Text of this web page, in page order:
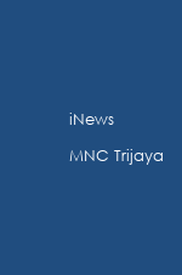
iNews
MNC Trijaya